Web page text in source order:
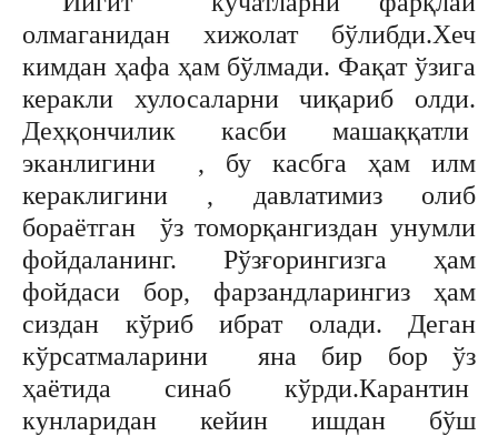
олмаганидан хижолат бўлибди.Хеч
кимдан ҳафа ҳам бўлмади. Фақат ўзига
керакли хулосаларни чиқариб олди.
Деҳқончилик касби машаққатли
эканлигини , бу касбга ҳам илм
кераклигини , давлатимиз олиб
бораётган ўз томорқангиздан унумли
фойдаланинг. Рўзғорингизга ҳам
фойдаси бор, фарзандларингиз ҳам
сиздан кўриб ибрат олади. Деган
кўрсатмаларини яна бир бор ўз
ҳаётида синаб кўрди.Карантин
кунларидан кейин ишдан бўш